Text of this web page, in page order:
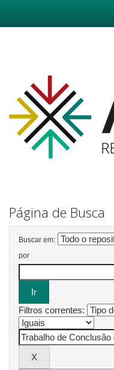
Página de Busca
Buscar em:
por
Filtros correntes: